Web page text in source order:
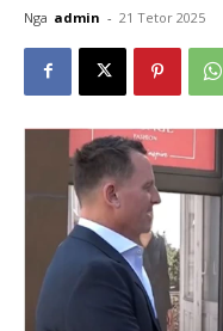
Nga admin - 21 Tetor 2025